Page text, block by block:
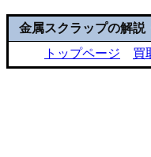
金属スクラップの解説
トップページ
買